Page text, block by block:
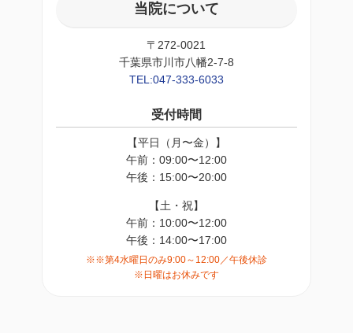
当院について
〒272-0021
千葉県市川市八幡2-7-8
TEL:047-333-6033
受付時間
【平日（月〜金）】
午前：09:00〜12:00
午後：15:00〜20:00
【土・祝】
午前：10:00〜12:00
午後：14:00〜17:00
※※第4水曜日のみ9:00～12:00／午後休診
※日曜はお休みです